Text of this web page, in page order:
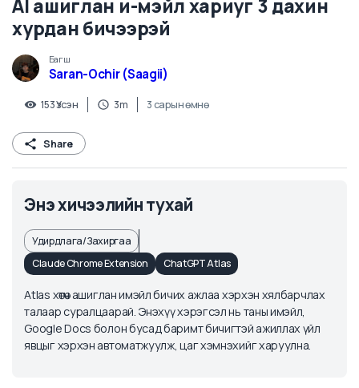
AI ашиглан и-мэйл хариуг 3 дахин
хурдан бичээрэй
Багш
Saran-Ochir (Saagii)
153Үзсэн
Энэ хичээлийн тухай
Удирдлага/Захиргаа
Claude Chrome Extension
ChatGPT Atlas
Atlas хөтөч ашиглан имэйл бичих ажлаа хэрхэн хялбарчлах